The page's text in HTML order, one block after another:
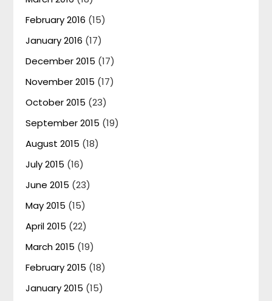
February 2016 (15)
January 2016 (17)
December 2015 (17)
November 2015 (17)
October 2015 (23)
September 2015 (19)
August 2015 (18)
July 2015 (16)
June 2015 (23)
May 2015 (15)
April 2015 (22)
March 2015 (19)
February 2015 (18)
January 2015 (15)